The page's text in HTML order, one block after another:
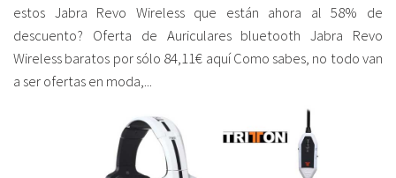
estos Jabra Revo Wireless que están ahora al 58% de
descuento? Oferta de Auriculares bluetooth Jabra Revo
Wireless baratos por sólo 84,11€ aquí Como sabes, no todo van
a ser ofertas en moda,...